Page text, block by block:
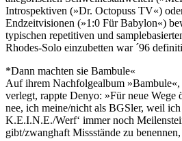
Introspektiven (»Dr. Octopuss TV«)
Endzeitvisionen (»1:0 Für Babylon«)
typischen repetitiven und
Rhodes-Solo einzubetten war ´96
*Dann machten sie Bambule«
Auf ihrem Nachfolgealbum
verlegt, rappte Denyo: »Für neue Wege
nee, ich meine/nicht als BGSler, weil
K.E.I.N.E./Werf‘ immer noch
gibt/zwanghaft Missstände zu